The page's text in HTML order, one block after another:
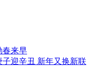
春来早
子迎辛丑 新年又换新联